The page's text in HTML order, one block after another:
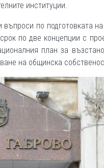
институции.
по подготовката
по две концепции с
план за
на общинска